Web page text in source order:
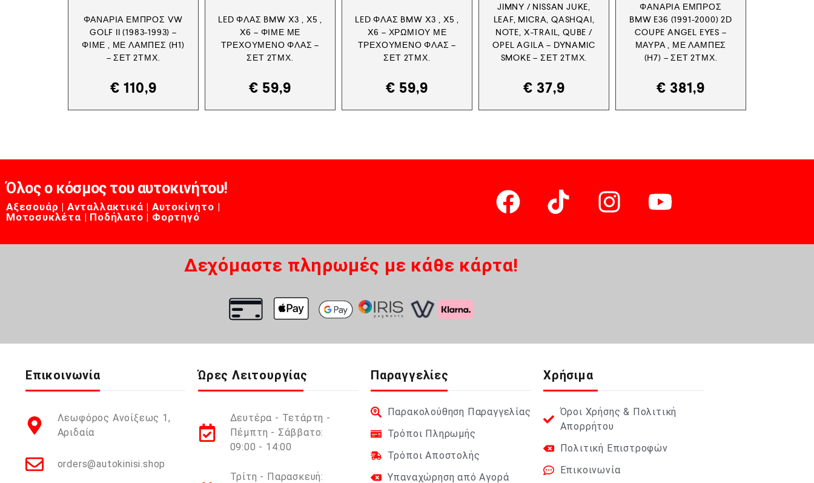
ΦΑΝΆΡΙΑ ΕΜΠΡΌΣ VW
GOLF II (1983-1993) –
ΦΙΜΈ , ΜΕ ΛΆΜΠΕΣ (Η1)
– ΣΕΤ 2ΤΜΧ.
€ 110,9
LED ΦΛΑΣ BMW X3 , X5 ,
X6 – ΦΙΜΕ ΜΕ
ΤΡΕΧΟΎΜΕΝΟ ΦΛΑΣ –
ΣΕΤ 2ΤΜΧ.
€ 59,9
LED ΦΛΑΣ BMW X3 , X5 ,
X6 – ΧΡΩΜΊΟΥ ΜΕ
ΤΡΕΧΟΎΜΕΝΟ ΦΛΑΣ –
ΣΕΤ 2ΤΜΧ.
€ 59,9
JIMNY / NISSAN JUKE,
LEAF, MICRA, QASHQAI,
NOTE, X-TRAIL, QUBE /
OPEL AGILA – DYNAMIC
SMOKE – ΣΕΤ 2ΤΜΧ.
€ 37,9
ΦΑΝΆΡΙΑ ΕΜΠΡΌΣ
BMW E36 (1991-2000) 2D
COUPE ANGEL EYES –
ΜΑΎΡΑ , ΜΕ ΛΆΜΠΕΣ
(Η7) – ΣΕΤ 2ΤΜΧ.
€ 381,9
Όλος ο κόσμος του αυτοκινήτου!
Αξεσουάρ | Ανταλλακτικά | Αυτοκίνητο |
Μοτοσυκλέτα | Ποδήλατο | Φορτηγό
Δεχόμαστε πληρωμές με κάθε κάρτα!
Επικοινωνία
Λεωφόρος Ανοίξεως 1,
Αριδαία
orders@autokinisi.shop
Ώρες Λειτουργίας
Δευτέρα - Τετάρτη -
Πέμπτη - Σάββατο:
09:00 - 14:00
Τρίτη - Παρασκευή:
Παραγγελίες
Παρακολούθηση Παραγγελίας
Τρόποι Πληρωμής
Τρόποι Αποστολής
Υπαναχώρηση από Αγορά
Χρήσιμα
Όροι Χρήσης & Πολιτική
Απορρήτου
Πολιτική Επιστροφών
Επικοινωνία